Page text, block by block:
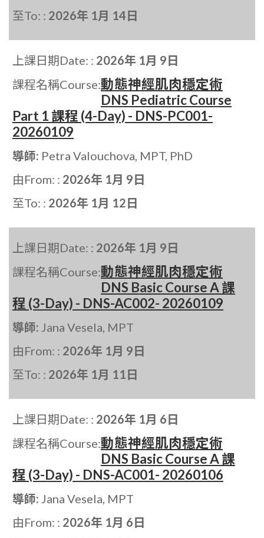
至To: : 2026年 1月 14日
上課日期Date: : 2026年 1月 9日
課程名稱Course:動態神經肌肉穩定術
DNS Pediatric Course
Part 1 課程 (4-Day) - DNS-PC001-
20260109
導師: Petra Valouchova, MPT, PhD
由From: : 2026年 1月 9日
至To: : 2026年 1月 12日
上課日期Date: : 2026年 1月 9日
課程名稱Course:動態神經肌肉穩定術
DNS Basic Course A 課
程 (3-Day) - DNS-AC002- 20260109
導師: Jana Vesela, MPT
由From: : 2026年 1月 9日
至To: : 2026年 1月 11日
上課日期Date: : 2026年 1月 6日
課程名稱Course:動態神經肌肉穩定術
DNS Basic Course A 課
程 (3-Day) - DNS-AC001- 20260106
導師: Jana Vesela, MPT
由From: : 2026年 1月 6日